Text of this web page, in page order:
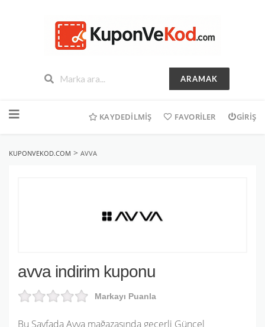
ARAMAK
geç
KAYDEDILMIŞ FAVORILER GIRIŞ
KUPONVEKOD.COM > AVVA
avva indirim kuponu
Markayı Puanla
Bu Sayfada Avva mağazasında geçerli Güncel